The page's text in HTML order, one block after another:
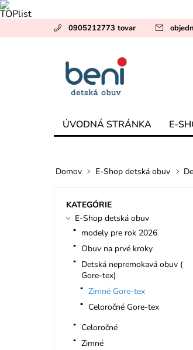
0905212773 tovar
ÚVODNÁ STRÁNKA E-
Domov E-Shop detská obuv
KATEGÓRIE
E-Shop detská obuv
modely pre rok 2026
Obuv na prvé kroky
Detská nepremokavá obuv (
Gore-tex)
Zimné Gore-tex
Celoročné Gore-tex
Celoročné
Zimné